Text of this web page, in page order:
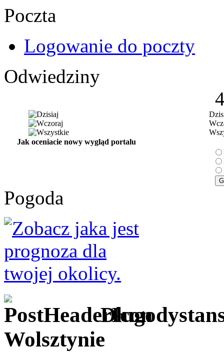
Poczta
Logowanie do poczty
Odwiedziny
Jak oceniacie nowy wygląd portalu
Pogoda
Wolsztynie